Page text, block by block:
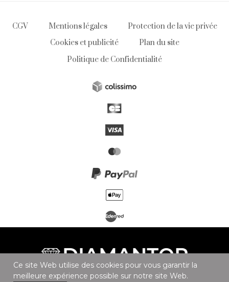
CGV Mentions légales
Protection de la vie privée
Cookies et publicité
Plan du site
Politique de Confidentialité
Ce site Web utilise des cookies pour vous garantir la
meilleure expérience possible sur notre site Web.